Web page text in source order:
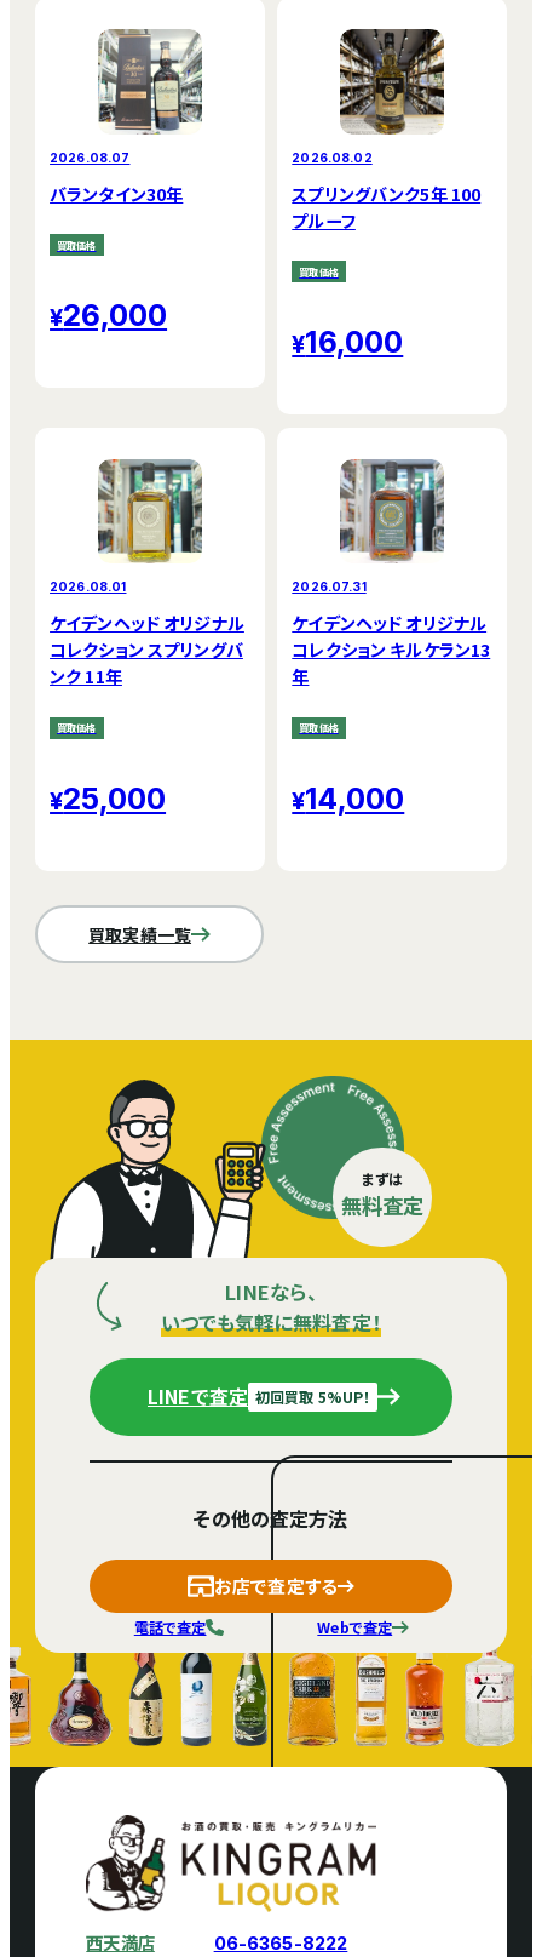
2026.08.07
バランタイン30年
買取価格
26,000
2026.08.02
スプリングバンク5年 100
プルーフ
買取価格
16,000
2026.08.01
ケイデンヘッド オリジナル
コレクション スプリングバ
ンク 11年
買取価格
25,000
2026.07.31
ケイデンヘッド オリジナル
コレクション キルケラン13
年
買取価格
14,000
買取実績一覧
まずは
無料査定
LINEなら、
いつでも気軽に無料査定！
LINEで査定 初回買取 5%UP！
その他の査定方法
お店で査定する
Webで査定
電話で査定
西天満店 06-6365-8222